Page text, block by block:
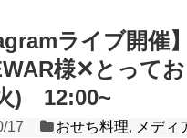
ライブ開催
様✕とって
) 12:00~
17 おせち料理, メディ